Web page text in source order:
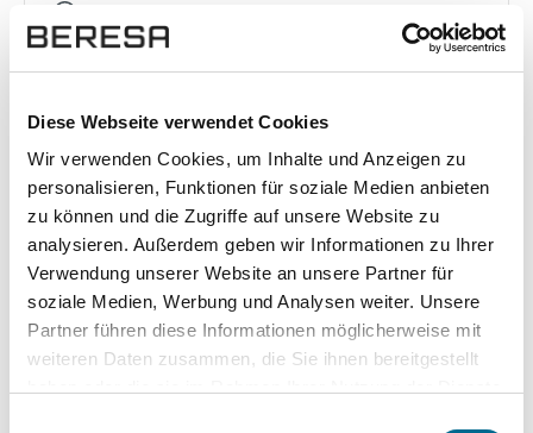
Diese Webseite verwendet Cookies
Wir verwenden Cookies, um Inhalte und Anzeigen zu
personalisieren, Funktionen für soziale Medien anbieten
zu können und die Zugriffe auf unsere Website zu
analysieren. Außerdem geben wir Informationen zu Ihrer
Verwendung unserer Website an unsere Partner für
soziale Medien, Werbung und Analysen weiter. Unsere
Partner führen diese Informationen möglicherweise mit
weiteren Daten zusammen, die Sie ihnen bereitgestellt
Ausstattungslinie
Elektrische Sitzeinstellung
Kindersitzbefestigung (ISOFIX)
Garantie
Schaltwippen